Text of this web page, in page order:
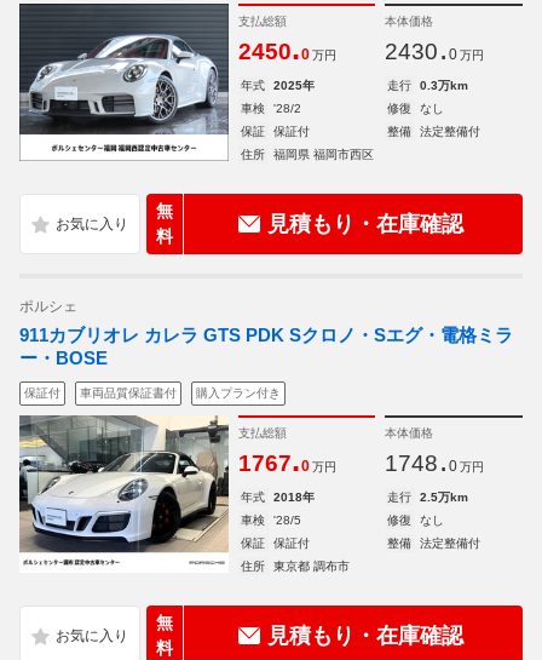
支払総額
2450.0 万円
本体価格
2430. 0 万円
年式 2025年 走行
0.3万km
車検
'28/2 修復
なし
保証
保証付 整備
法定整備付
住所
福岡県 福岡市西区
無
料
見積もり・在庫確認
ポルシェ
911カブリオレ カレラ GTS PDK Sクロノ・Sエグ・電格ミラ
ー・BOSE
保証付 車両品質保証書付 購入プラン付き
支払総額
1767.0 万円
本体価格
1748. 0 万円
年式 2018年 走行
2.5万km
車検
'28/5 修復
なし
保証
保証付 整備
法定整備付
住所
東京都 調布市
無
料
見積もり・在庫確認